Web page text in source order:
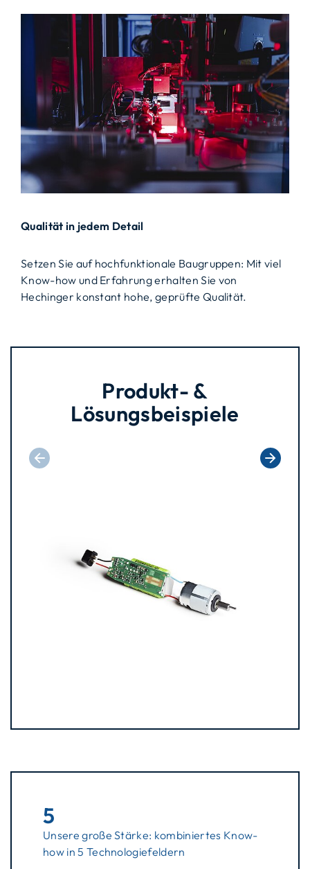
Qualität in jedem Detail
Setzen Sie auf hochfunktionale Baugruppen: Mit viel
Know-how und Erfahrung erhalten Sie von
Hechinger konstant hohe, geprüfte Qualität.
Produkt- &
Lösungsbeispiele
5
Unsere große Stärke: kombiniertes Know-
how in 5 Technologiefeldern